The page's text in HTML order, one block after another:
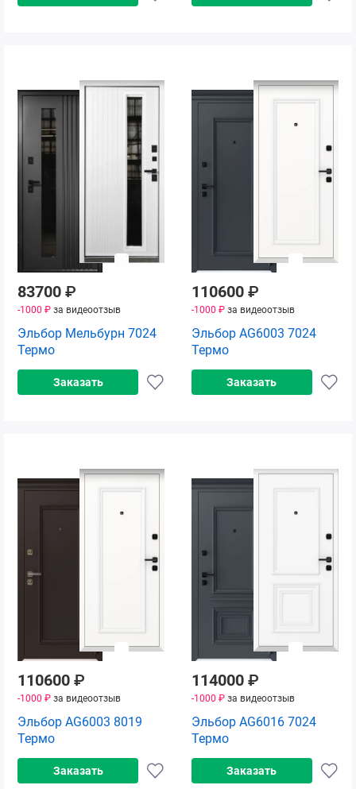
83700 ₽
-1000 ₽ за видеоотзыв
Эльбор Мельбурн 7024
Термо
Заказать
110600 ₽
-1000 ₽ за видеоотзыв
Эльбор AG6003 7024
Термо
Заказать
110600 ₽
-1000 ₽ за видеоотзыв
Эльбор AG6003 8019
Термо
Заказать
114000 ₽
-1000 ₽ за видеоотзыв
Эльбор AG6016 7024
Термо
Заказать